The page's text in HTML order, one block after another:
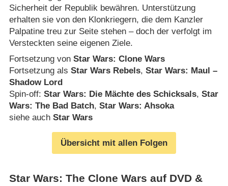
Sicherheit der Republik bewähren. Unterstützung
erhalten sie von den Klonkriegern, die dem Kanzler
Palpatine treu zur Seite stehen – doch der verfolgt im
Versteckten seine eigenen Ziele.
Fortsetzung von Star Wars: Clone Wars
Fortsetzung als Star Wars Rebels, Star Wars: Maul –
Shadow Lord
Spin-off: Star Wars: Die Mächte des Schicksals, Star
Wars: The Bad Batch, Star Wars: Ahsoka
siehe auch Star Wars
Übersicht mit allen Folgen
Star Wars: The Clone Wars auf DVD &